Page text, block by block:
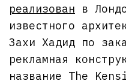
реализован в
известного
Захи Хадид по
рекламная
название The